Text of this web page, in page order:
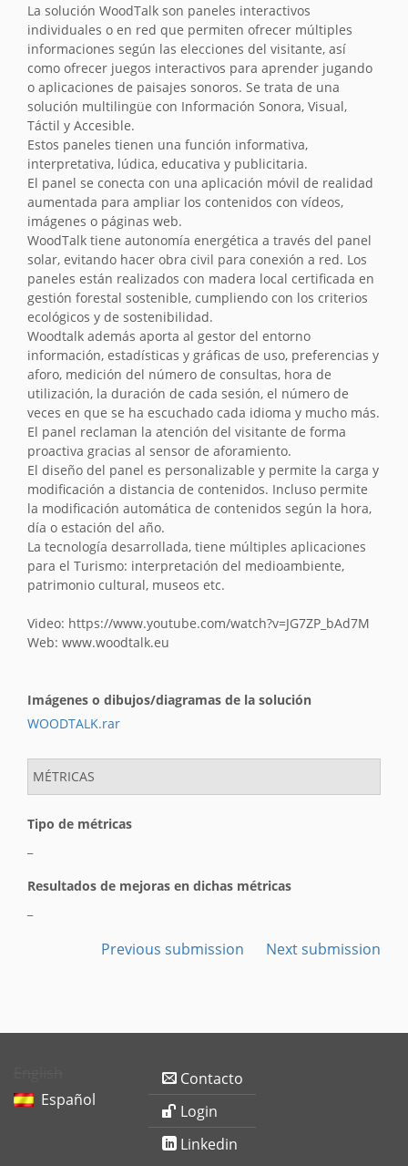
La solución WoodTalk son paneles interactivos
individuales o en red que permiten ofrecer múltiples
informaciones según las elecciones del visitante, así
como ofrecer juegos interactivos para aprender jugando
o aplicaciones de paisajes sonoros. Se trata de una
solución multilingüe con Información Sonora, Visual,
Táctil y Accesible.
Estos paneles tienen una función informativa,
interpretativa, lúdica, educativa y publicitaria.
El panel se conecta con una aplicación móvil de realidad
aumentada para ampliar los contenidos con vídeos,
imágenes o páginas web.
WoodTalk tiene autonomía energética a través del panel
solar, evitando hacer obra civil para conexión a red. Los
paneles están realizados con madera local certificada en
gestión forestal sostenible, cumpliendo con los criterios
ecológicos y de sostenibilidad.
Woodtalk además aporta al gestor del entorno
información, estadísticas y gráficas de uso, preferencias y
aforo, medición del número de consultas, hora de
utilización, la duración de cada sesión, el número de
veces en que se ha escuchado cada idioma y mucho más.
El panel reclaman la atención del visitante de forma
proactiva gracias al sensor de aforamiento.
El diseño del panel es personalizable y permite la carga y
modificación a distancia de contenidos. Incluso permite
la modificación automática de contenidos según la hora,
día o estación del año.
La tecnología desarrollada, tiene múltiples aplicaciones
para el Turismo: interpretación del medioambiente,
patrimonio cultural, museos etc.
Video: https://www.youtube.com/watch?v=JG7ZP_bAd7M
Web: www.woodtalk.eu
Imágenes o dibujos/diagramas de la solución
WOODTALK.rar
MÉTRICAS
Tipo de métricas
Resultados de mejoras en dichas métricas
Previous submission Next submission
Español
Contacto
Login
Linkedin